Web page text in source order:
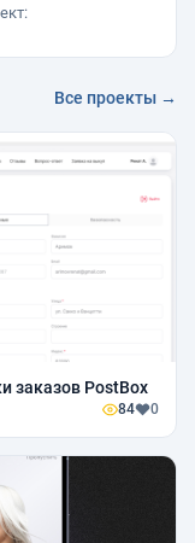
Все проекты →
заказов PostBox
84 0